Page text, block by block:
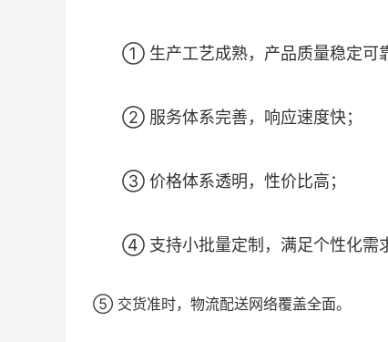
① 生产工艺成熟，产品质量稳定可
② 服务体系完善，响应速度快；
③ 价格体系透明，性价比高；
④ 支持小批量定制，满足个性化需
⑤ 交货准时，物流配送网络覆盖全面。